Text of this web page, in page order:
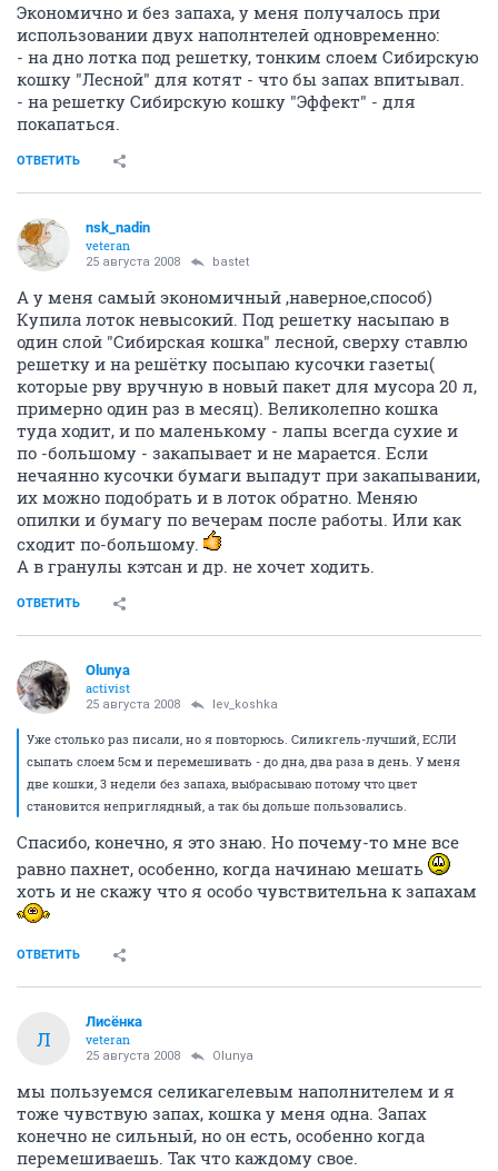
Экономично и без запаха, у меня получалось при
использовании двух наполнтелей одновременно:
- на дно лотка под решетку, тонким слоем Сибирскую
кошку "Лесной" для котят - что бы запах впитывал.
- на решетку Сибирскую кошку "Эффект" - для
покапаться.
ОТВЕТИТЬ
nsk_nadin
veteran
25 августа 2008 bastet
А у меня самый экономичный ,наверное,способ)
Купила лоток невысокий. Под решетку насыпаю в
один слой "Сибирская кошка" лесной, сверху ставлю
решетку и на решётку посыпаю кусочки газеты(
которые рву вручную в новый пакет для мусора 20 л,
примерно один раз в месяц). Великолепно кошка
туда ходит, и по маленькому - лапы всегда сухие и
по -большому - закапывает и не марается. Если
нечаянно кусочки бумаги выпадут при закапывании,
их можно подобрать и в лоток обратно. Меняю
опилки и бумагу по вечерам после работы. Или как
сходит по-большому.
А в гранулы кэтсан и др. не хочет ходить.
ОТВЕТИТЬ
Olunya
activist
25 августа 2008 lev_koshka
Уже столько раз писали, но я повторюсь. Силикгель-лучший, ЕСЛИ
сыпать слоем 5см и перемешивать - до дна, два раза в день. У меня
две кошки, 3 недели без запаха, выбрасываю потому что цвет
становится неприглядный, а так бы дольше пользовались.
Спасибо, конечно, я это знаю. Но почему-то мне все
равно пахнет, особенно, когда начинаю мешать
хоть и не скажу что я особо чувствительна к запахам
ОТВЕТИТЬ
Л
Лисёнка
veteran
25 августа 2008 Olunya
мы пользуемся селикагелевым наполнителем и я
тоже чувствую запах, кошка у меня одна. Запах
конечно не сильный, но он есть, особенно когда
перемешиваешь. Так что каждому свое.